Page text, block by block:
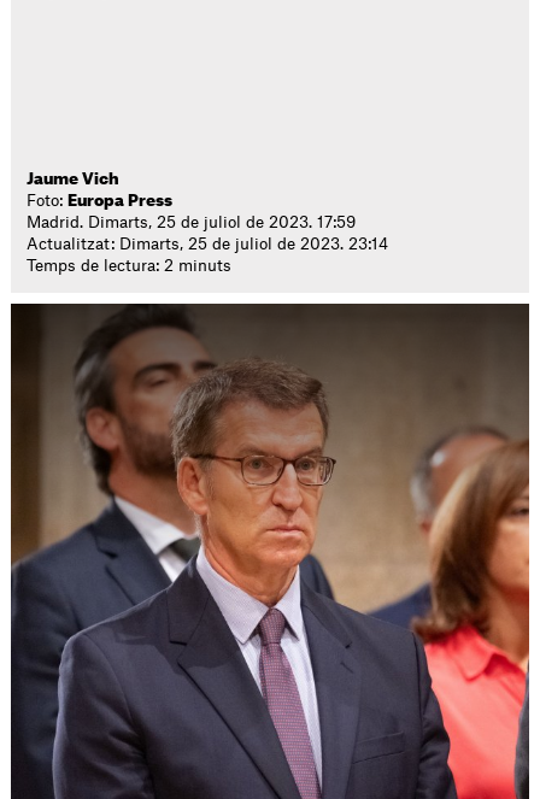
Jaume Vich
Foto: Europa Press
Madrid. Dimarts, 25 de juliol de 2023. 17:59
Actualitzat: Dimarts, 25 de juliol de 2023. 23:14
Temps de lectura: 2 minuts